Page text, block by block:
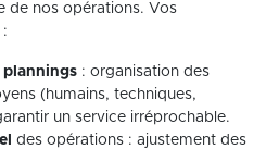
de nos opérations. Vos
:
: organisation des
(humains, techniques,
un service irréprochable.
des opérations : ajustement des